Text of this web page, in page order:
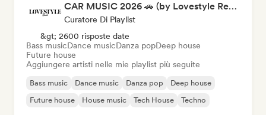
CAR MUSIC 2026 🚗 (by Lovestyle Records)
Curatore Di Playlist
&gt; 2600 risposte date
Bass musicDance musicDanza popDeep house
Future house
Aggiungere artisti nelle mie playlist più seguite
Bass music Dance music Danza pop
Deep house
Future house
House music Tech House Techno